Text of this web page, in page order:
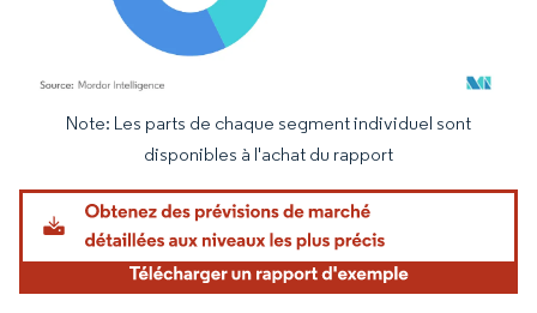
Image © Mordor Intelligence. La réutilisation nécessite une attribution sous CC BY
Note: Les parts de chaque segment individuel sont
disponibles à l'achat du rapport